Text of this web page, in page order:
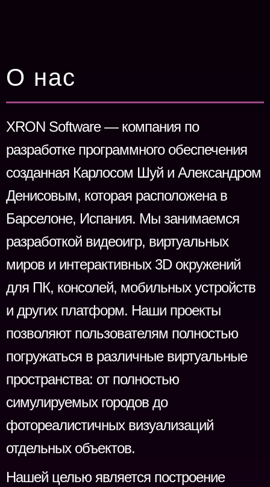
О нас
XRON Software — компания по
разработке программного обеспечения
созданная Карлосом Шуй и Александром
Денисовым, которая расположена в
Барселоне, Испания. Мы занимаемся
разработкой видеоигр, виртуальных
миров и интерактивных 3D окружений
для ПК, консолей, мобильных устройств
и других платформ. Наши проекты
позволяют пользователям полностью
погружаться в различные виртуальные
пространства: от полностью
симулируемых городов до
фотореалистичных визуализаций
отдельных объектов.
Нашей целью является построение